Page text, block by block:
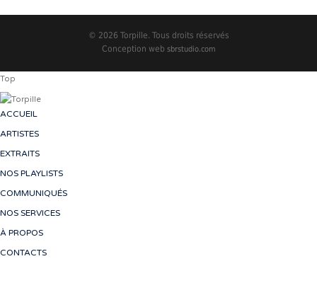
© 2026 Torpille. Tous droits réservés
Conception web sbrstudio.com
Top
ACCUEIL
ARTISTES
EXTRAITS
NOS PLAYLISTS
COMMUNIQUÉS
NOS SERVICES
À PROPOS
CONTACTS